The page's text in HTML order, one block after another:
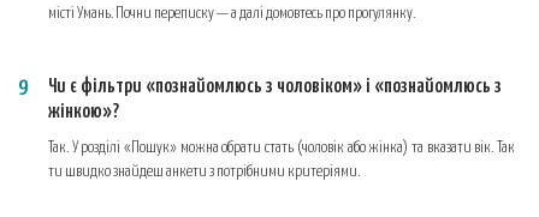
місті Умань. Почни переписку — а далі домовтесь про прогулянку.
Чи є фільтри «познайомлюсь з чоловіком» і «познайомлюсь з
жінкою»?
Так. У розділі «Пошук» можна обрати стать (чоловік або жінка) та вказати вік. Так
ти швидко знайдеш анкети з потрібними критеріями.